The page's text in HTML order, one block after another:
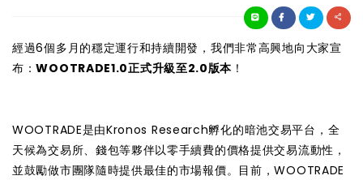
經過6個多月的穩定運行和持續開發，我們非常高興地向大家宣
布：WOOTRADE1.0正式升級至2.0版本 ！
WOOTRADE是由Kronos Research孵化的暗池交易平台，全
天候為交易所、錢包等夥伴以零手續費的價格提供交易流動性，
並鼓勵做市團隊隨時提供最佳的市場報價。目前，WOOTRADE